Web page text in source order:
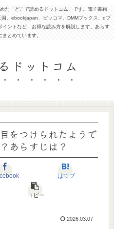
た「どこで読めるドットコム」です。電子書籍
国、ebookjapan、ピッコマ、DMMブックス、dブ
ントなど、お得な読み方を解説します。あらす
まとめています。
ドットコム
をつけられたようで
あらすじは？
はてブ
コピー
2026.03.07